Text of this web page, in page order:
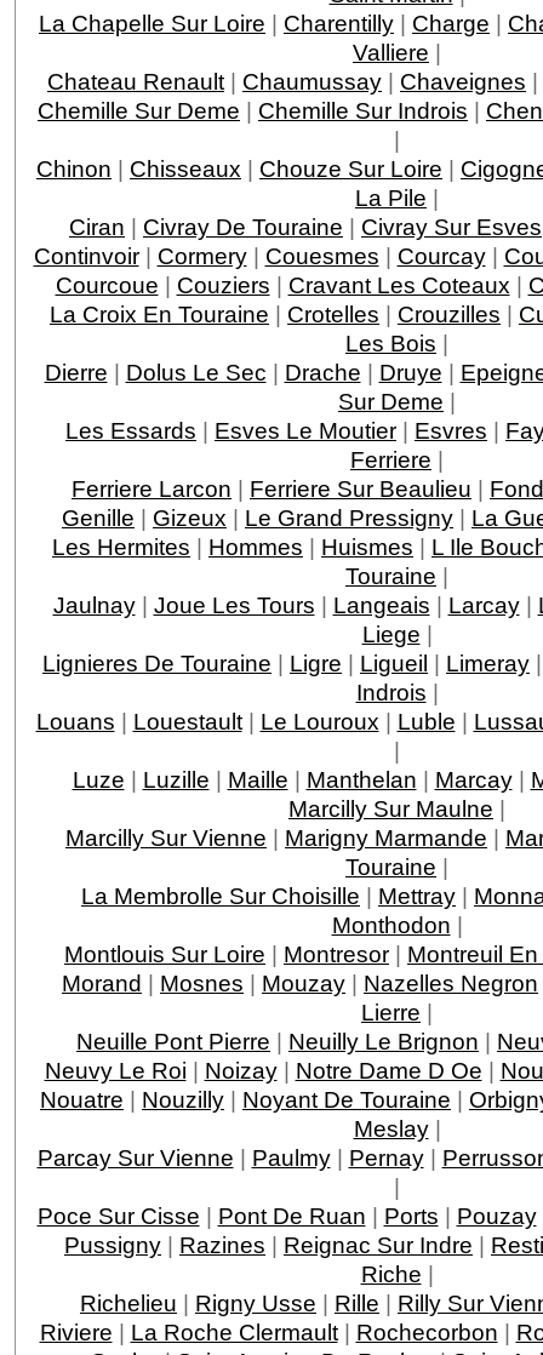
La Chapelle Sur Loire | Charentilly | Charge |
Valliere |
Chateau Renault | Chaumussay | Chaveignes |
Chemille Sur Deme | Chemille Sur Indrois |
|
Chinon | Chisseaux | Chouze Sur Loire |
La Pile |
Ciran | Civray De Touraine | Civray Sur Esves
Continvoir| Cormery| Couesmes | Courcay|
Courcoue | Couziers | Cravant Les Coteaux |
La Croix En Touraine | Crotelles | Crouzilles |
Les Bois |
Dierre | Dolus Le Sec | Drache | Druye |
Sur Deme |
Les Essards | Esves Le Moutier | Esvres |
Ferriere |
Ferriere Larcon | Ferriere Sur Beaulieu |
Genille | Gizeux | Le Grand Pressigny | La
Les Hermites | Hommes | Huismes | L Ile
Touraine |
Jaulnay| Joue Les Tours | Langeais | Larcay|
Liege |
Lignieres De Touraine | Ligre | Ligueil | Limeray
Indrois |
Louans | Louestault| Le Louroux | Luble |
|
Luze | Luzille | Maille | Manthelan | Marcay|
Marcilly Sur Maulne |
Marcilly Sur Vienne | Marigny Marmande |
Touraine |
La Membrolle Sur Choisille | Mettray |
Monthodon |
Montlouis Sur Loire | Montresor | Montreuil
Morand | Mosnes | Mouzay | Nazelles Negron
Lierre |
Neuille Pont Pierre | Neuilly Le Brignon |
Neuvy Le Roi | Noizay| Notre Dame D Oe |
Nouatre | Nouzilly | Noyant De Touraine |
Meslay|
Parcay Sur Vienne | Paulmy| Pernay|
|
Poce Sur Cisse | Pont De Ruan | Ports | Pouzay
Pussigny | Razines | Reignac Sur Indre |
Riche |
Richelieu | Rigny Usse | Rille | Rilly Sur
Riviere | La Roche Clermault| Rochecorbon |